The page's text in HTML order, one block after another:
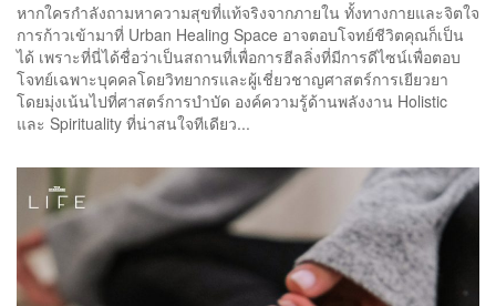
หากใครกำลังถามหาความสุขที่แท้จริงจากภายใน ทั้งทางกายและจิตใจ
การก้าวเข้ามาที่ Urban Healing Space อาจตอบโจทย์ชีวิตคุณก็เป็น
ได้ เพราะที่นี่ได้ชื่อว่าเป็นสถานที่เพื่อการฮีลลิ่งที่มีการดีไซน์เพื่อตอบ
โจทย์เฉพาะบุคคลโดยวิทยากรและผู้เชี่ยวชาญศาสตร์การเยียวยา
โดยมุ่งเน้นไปที่ศาสตร์การบำบัด องค์ความรู้ด้านพลังงาน Holistic
และ Spirituality ที่น่าสนใจทีเดียว...